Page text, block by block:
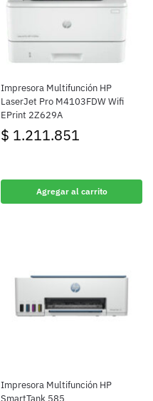
Impresora Multifunción HP
LaserJet Pro M4103FDW Wifi
EPrint 2Z629A
$ 1.211.851
Agregar al carrito
Impresora Multifunción HP